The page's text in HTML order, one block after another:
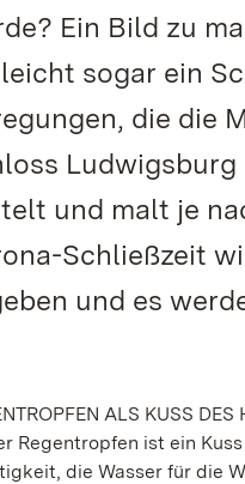
Ein Bild zu
sogar ein
die die
und malt je
Schließzeit
und es
ALS KUSS DES
Regentropfen ist ein
die Wasser für die